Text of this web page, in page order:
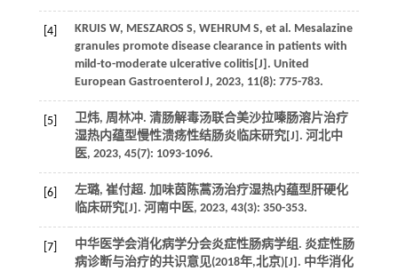
[4]
KRUIS W, MESZAROS S, WEHRUM S, et al. Mesalazine
granules promote disease clearance in patients with
mild-to-moderate ulcerative colitis[J]. United
European Gastroenterol J, 2023, 11(8): 775-783.
[5]
卫炜, 周林冲. 清肠解毒汤联合美沙拉嗪肠溶片治疗
湿热内蕴型慢性溃疡性结肠炎临床研究[J]. 河北中
医, 2023, 45(7): 1093-1096.
[6]
左璐, 崔付超. 加味茵陈蒿汤治疗湿热内蕴型肝硬化
临床研究[J]. 河南中医, 2023, 43(3): 350-353.
[7]
中华医学会消化病学分会炎症性肠病学组. 炎症性肠
病诊断与治疗的共识意见(2018年,北京)[J]. 中华消化